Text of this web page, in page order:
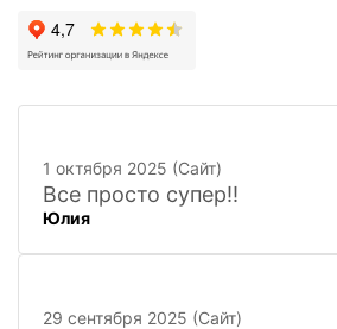
1 октября 2025 (Сайт)
Все просто супер!!
Юлия
29 сентября 2025 (Сайт)